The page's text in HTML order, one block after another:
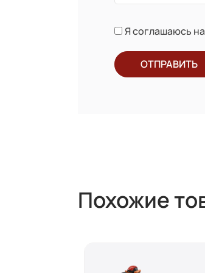
Я соглашаюсь
ОТПРАВИТЬ
Похожие